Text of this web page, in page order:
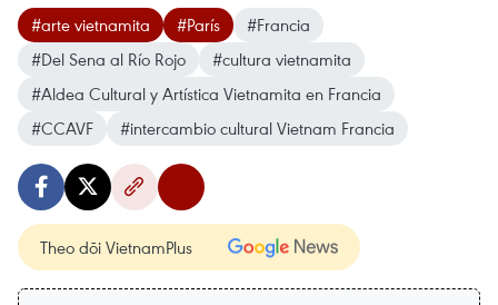
#arte vietnamita #París
#Francia
#Del Sena al Río Rojo
#cultura vietnamita
#Aldea Cultural y Artística Vietnamita en Francia
#CCAVF
#intercambio cultural Vietnam Francia
Theo dõi VietnamPlus